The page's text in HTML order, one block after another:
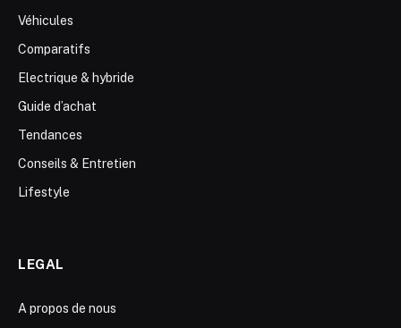
Véhicules
Comparatifs
Electrique & hybride
Guide d’achat
Tendances
Conseils & Entretien
Lifestyle
LEGAL
A propos de nous